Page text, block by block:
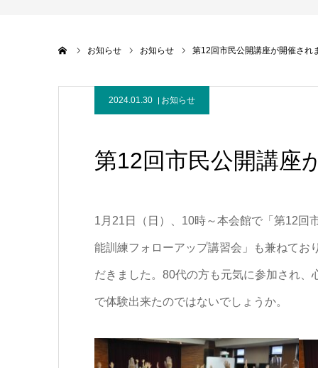
お知らせ お知らせ 第12回市民公開講座が開催され
2024.01.30 お知らせ
第12回市民公開講座
1月21日（日）、10時～本会館で「第12
能訓練フォローアップ講習会」も兼ねてお
だきました。80代の方も元気に参加され
で体験出来たのではないでしょうか。